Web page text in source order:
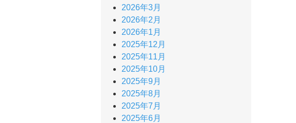
2026年3月
2026年2月
2026年1月
2025年12月
2025年11月
2025年10月
2025年9月
2025年8月
2025年7月
2025年6月